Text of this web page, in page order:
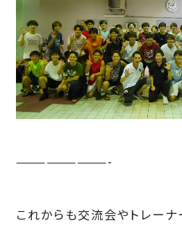
—————————-
これからも交流会やトレー